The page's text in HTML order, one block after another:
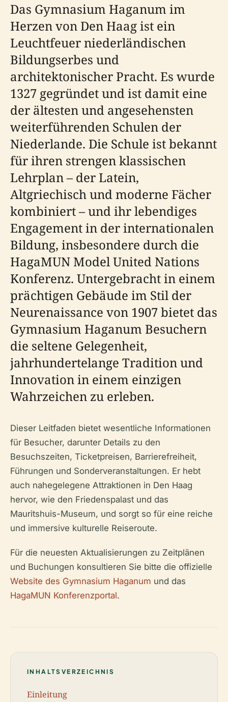
Das Gymnasium Haganum im
Herzen von Den Haag ist ein
Leuchtfeuer niederländischen
Bildungserbes und
architektonischer Pracht. Es wurde
1327 gegründet und ist damit eine
der ältesten und angesehensten
weiterführenden Schulen der
Niederlande. Die Schule ist bekannt
für ihren strengen klassischen
Lehrplan – der Latein,
Altgriechisch und moderne Fächer
kombiniert – und ihr lebendiges
Engagement in der internationalen
Bildung, insbesondere durch die
HagaMUN Model United Nations
Konferenz. Untergebracht in einem
prächtigen Gebäude im Stil der
Neurenaissance von 1907 bietet das
Gymnasium Haganum Besuchern
die seltene Gelegenheit,
jahrhundertelange Tradition und
Innovation in einem einzigen
Wahrzeichen zu erleben.
Dieser Leitfaden bietet wesentliche Informationen
für Besucher, darunter Details zu den
Besuchszeiten, Ticketpreisen, Barrierefreiheit,
Führungen und Sonderveranstaltungen. Er hebt
auch nahegelegene Attraktionen in Den Haag
hervor, wie den Friedenspalast und das
Mauritshuis-Museum, und sorgt so für eine reiche
und immersive kulturelle Reiseroute.
Für die neuesten Aktualisierungen zu Zeitplänen
und Buchungen konsultieren Sie bitte die offizielle
Website des Gymnasium Haganum und das
HagaMUN Konferenzportal.
INHALTSVERZEICHNIS
Einleitung